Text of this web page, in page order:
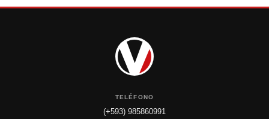
TELÉFONO
(+593) 985860991